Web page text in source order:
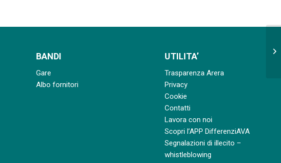
BANDI
Gare
Albo fornitori
UTILITA’
Trasparenza Arera
Privacy
Cookie
Contatti
Lavora con noi
Scopri l’APP DifferenziAVA
Segnalazioni di illecito –
whistleblowing